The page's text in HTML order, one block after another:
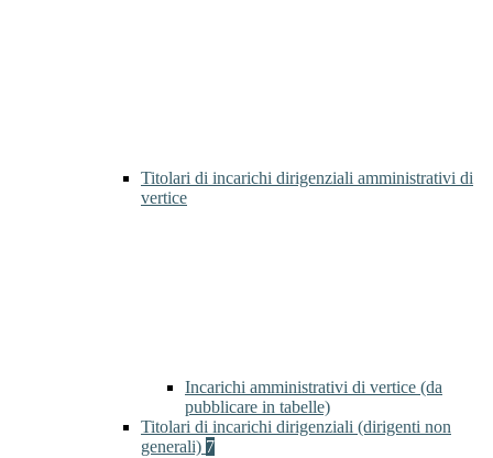
Titolari di incarichi dirigenziali amministrativi di
vertice
Incarichi amministrativi di vertice (da
pubblicare in tabelle)
Titolari di incarichi dirigenziali (dirigenti non
generali) 7